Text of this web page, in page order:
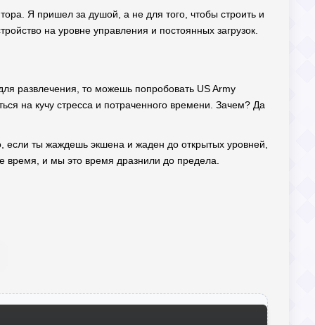
Я пришел за душой, а не для того, чтобы строить и
на уровне управления и постоянных загрузок.
развлечения, то можешь попробовать US Army
на кучу стресса и потраченного времени. Зачем? Да
ты жаждешь экшена и жаден до открытых уровней,
время, и мы это время дразнили до предела.